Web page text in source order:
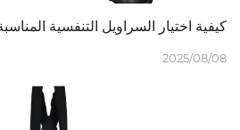
2025/08/08